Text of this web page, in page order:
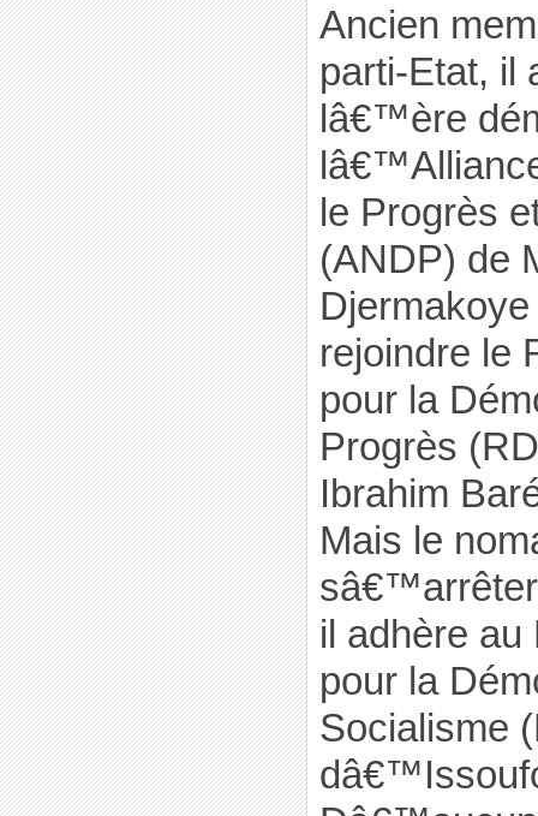
Ancien
parti-Etat, il
lâ€™ère
le Progrès
(ANDP) de
rejoindre le
pour la
Progrès
Ibrahim
Mais le
il adhère au
pour la
Socialisme